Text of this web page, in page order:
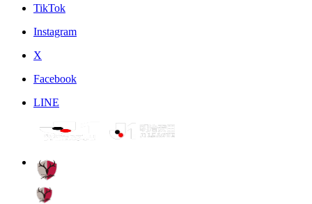
TikTok
Instagram
X
Facebook
LINE